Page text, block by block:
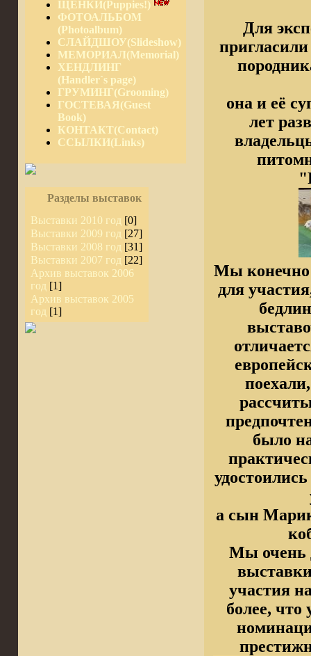
ЩЕНКИ(Puppies!)
ФОТОАЛЬБОМ
(Photoalbum)
СЛАЙДШОУ(Slideshow)
МЕМОРИАЛ(Memorial)
ХЕНДЛИНГ
(Handler`s page)
ГРУМИНГ(Grooming)
ГОСТЕВАЯ(Guest
Book)
КОНТАКТ(Contact)
ССЫЛКИ(Links)
Разделы выставок
Выставки 2010 год [0]
Выставки 2009 год [27]
Выставки 2008 год [31]
Выставки 2007 год [22]
Архив выставок 2006
год [1]
Архив выставок 2005
год [1]
Для
пригласили
она и её
лет
Мы конечно
для
было
а сын
Мы очень
участия
более, что